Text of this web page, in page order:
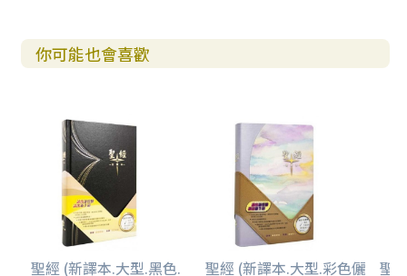
你可能也會喜歡
聖經 (新譯本.大型.黑色. 聖經 (新譯本.大型.彩色儷 聖